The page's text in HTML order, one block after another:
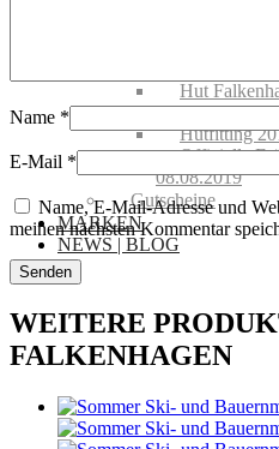
Hut
Hut
Hutfitting
Offizielle
08.08.2019
Gutscheine
MARKEN
NEWS | BLOG
Name *
E-Mail *
Name, E-Mail-Adresse und
meinen nächsten Kommentar
WEITERE
FALKENHAGEN